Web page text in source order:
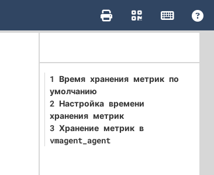
1 Время хранения метрик по
умолчанию
2 Настройка времени
хранения метрик
3 Хранение метрик в
vmagent_agent